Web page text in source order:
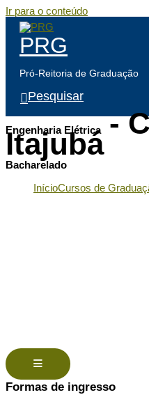
Ir para o conteúdo
PRG
Pró-Reitoria de Graduação
Pesquisar
Engenharia Elétrica-
Itajubá
Bacharelado
InícioCursos de
Menu de alternância de
Formas de ingresso